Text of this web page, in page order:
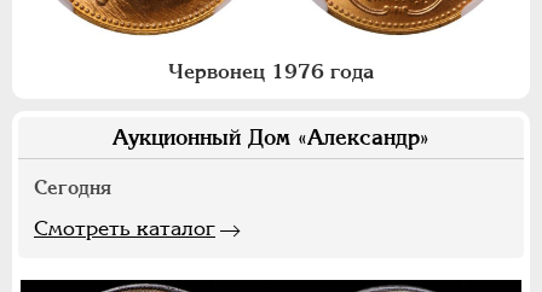
Червонец 1976 года
Аукционный Дом «Александр»
Сегодня
Смотреть каталог